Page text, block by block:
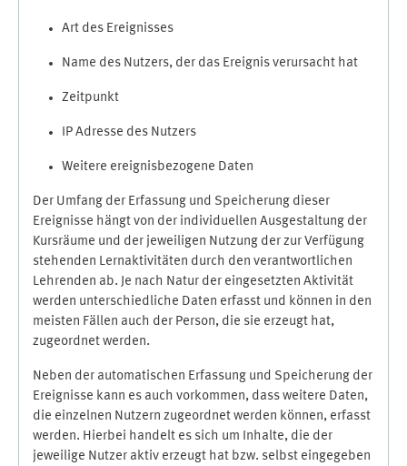
Art des Ereignisses
Name des Nutzers, der das Ereignis verursacht hat
Zeitpunkt
IP Adresse des Nutzers
Weitere ereignisbezogene Daten
Der Umfang der Erfassung und Speicherung dieser
Ereignisse hängt von der individuellen Ausgestaltung der
Kursräume und der jeweiligen Nutzung der zur Verfügung
stehenden Lernaktivitäten durch den verantwortlichen
Lehrenden ab. Je nach Natur der eingesetzten Aktivität
werden unterschiedliche Daten erfasst und können in den
meisten Fällen auch der Person, die sie erzeugt hat,
zugeordnet werden.
Neben der automatischen Erfassung und Speicherung der
Ereignisse kann es auch vorkommen, dass weitere Daten,
die einzelnen Nutzern zugeordnet werden können, erfasst
werden. Hierbei handelt es sich um Inhalte, die der
jeweilige Nutzer aktiv erzeugt hat bzw. selbst eingegeben